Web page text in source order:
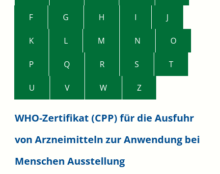
F G H I J
K L M N O
P Q R S T
U V W Z
WHO-Zertifikat (CPP) für die Ausfuhr
von Arzneimitteln zur Anwendung bei
Menschen Ausstellung